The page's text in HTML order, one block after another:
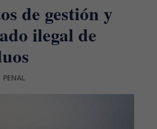
de gestión y
ilegal de
PENAL